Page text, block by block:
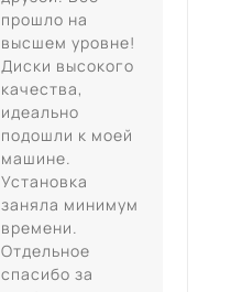
прошло на
высшем уровне!
Диски высокого
качества,
идеально
подошли к моей
машине.
Установка
заняла минимум
времени.
Отдельное
спасибо за